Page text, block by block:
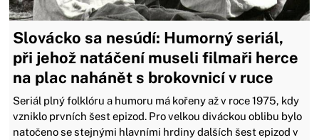
Slovácko sa nesúdí: Humorný seriál,
při jehož natáčení museli filmaři herce
na plac nahánět s brokovnicí v ruce
Seriál plný folklóru a humoru má kořeny až v roce 1975, kdy
vzniklo prvních šest epizod. Pro velkou diváckou oblibu bylo
natočeno se stejnými hlavními hrdiny dalších šest epizod v